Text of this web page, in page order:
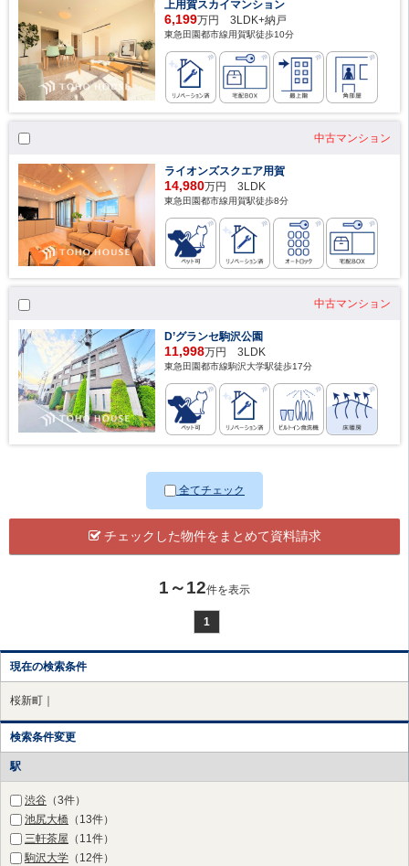
上用賀スカイマンション
6,199万円 3LDK+納戸
東急田園都市線用賀駅徒歩10分
中古マンション
ライオンズスクエア用賀
14,980万円 3LDK
東急田園都市線用賀駅徒歩8分
中古マンション
D’グランセ駒沢公園
11,998万円 3LDK
東急田園都市線駒沢大学駅徒歩17分
全てチェック
チェックした物件をまとめて資料請求
1～12件を表示
1
現在の検索条件
桜新町｜
検索条件変更
駅
渋谷 （3件）
池尻大橋 （13件）
三軒茶屋 （11件）
駒沢大学 （12件）